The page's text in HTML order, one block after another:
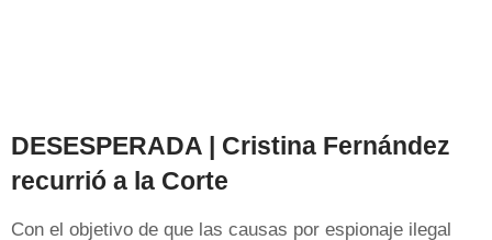
DESESPERADA | Cristina Fernández
recurrió a la Corte
Con el objetivo de que las causas por espionaje ilegal